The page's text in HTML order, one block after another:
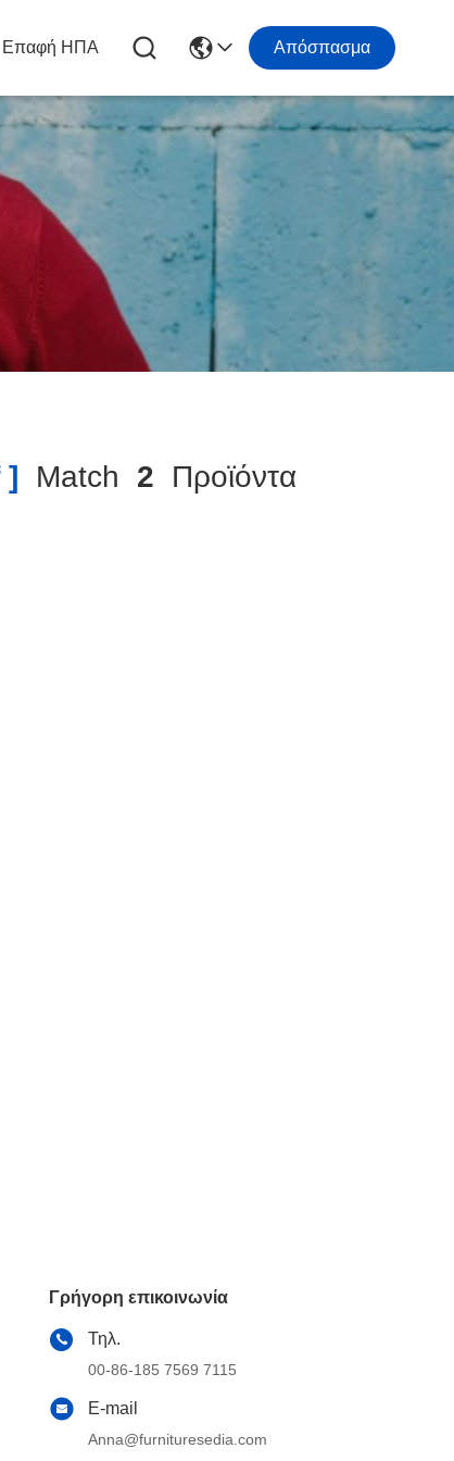
Επαφή ΗΠΑ Απόσπασμα
] Match 2 Προϊόντα
Γρήγορη επικοινωνία
Τηλ.
00-86-185 7569 7115
E-mail
Anna@furnituresedia.com